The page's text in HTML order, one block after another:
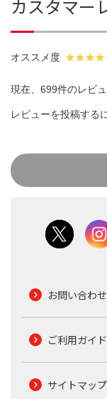
カスタマー
オススメ度
現在、699件のレビ
レビューを投稿する
お問い合わせ
ご利用ガイド
サイトマップ